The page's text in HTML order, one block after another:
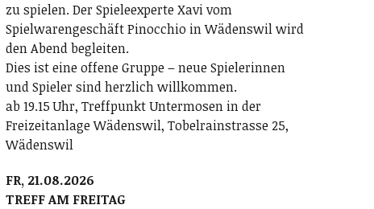
zu spielen. Der Spieleexperte Xavi vom
Spielwarengeschäft Pinocchio in Wädenswil wird
den Abend begleiten.
Dies ist eine offene Gruppe – neue Spielerinnen
und Spieler sind herzlich willkommen.
ab 19.15 Uhr, Treffpunkt Untermosen in der
Freizeitanlage Wädenswil, Tobelrainstrasse 25,
Wädenswil
FR, 21.08.2026
TREFF AM FREITAG